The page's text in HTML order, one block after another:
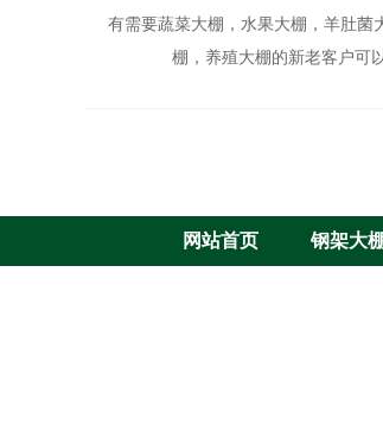
有需要蔬菜大棚，水果大棚，羊肚菌
棚，养殖大棚的新老客户可
网站首页 钢架大棚